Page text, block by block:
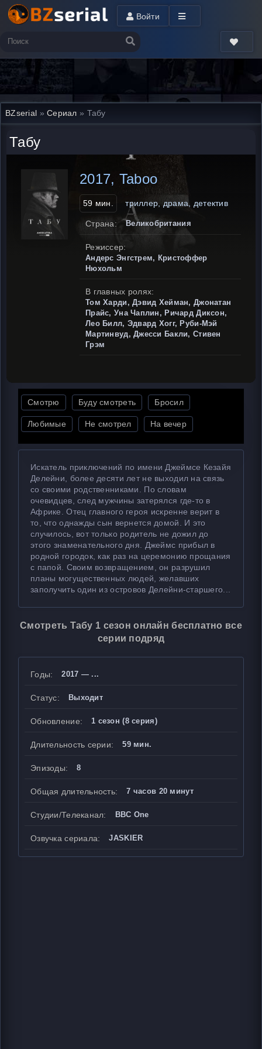
Войти
BZserial »Сериал » Табу
Табу
2017, Taboo
59 мин. триллер, драма, детектив
Страна: Великобритания
Режиссер:
Андерс Энгстрем, Кристоффер
Нюхольм
В главных ролях:
Том Харди, Дэвид Хейман, Джонатан
Прайс, Уна Чаплин, Ричард Диксон,
Лео Билл, Эдвард Хогг, Руби-Мэй
Мартинвуд, Джесси Бакли, Стивен
Грэм
Смотрю Буду смотреть Бросил
Любимые Не смотрел На вечер
Искатель приключений по имени Джеймсе Кезайя
Делейни, более десяти лет не выходил на связь
со своими родственниками. По словам
очевидцев, след мужчины затерялся где-то в
Африке. Отец главного героя искренне верит в
то, что однажды сын вернется домой. И это
случилось, вот только родитель не дожил до
этого знаменательного дня. Джеймс прибыл в
родной городок, как раз на церемонию прощания
с папой. Своим возвращением, он разрушил
планы могущественных людей, желавших
заполучить один из островов Делейни-старшего...
Смотреть Табу 1 сезон онлайн бесплатно все
серии подряд
Годы: 2017 — ...
Статус: Выходит
Обновление: 1 сезон (8 серия)
Длительность серии: 59 мин.
Эпизоды: 8
Общая длительность: 7 часов 20 минут
Студии/Телеканал: BBC One
Озвучка сериала: JASKIER